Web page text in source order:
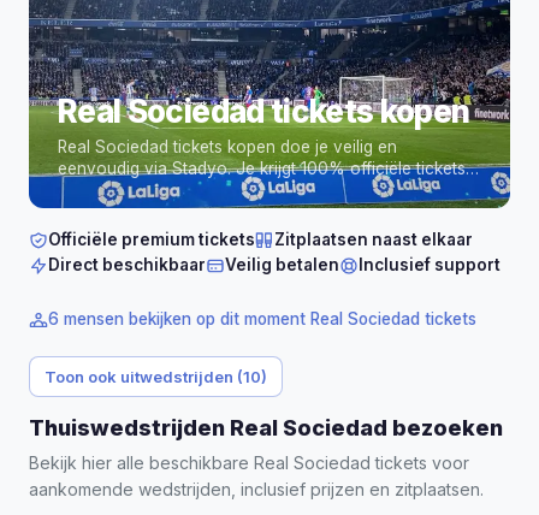
Real Sociedad tickets kopen
Real Sociedad tickets kopen doe je veilig en
eenvoudig via Stadyo.Je krijgt 100% officiële tickets
met gegarandeerde zitplaatsen naast elkaar in Estadio
Reale Arena (San Sebastián).Tickets vanaf € 49 per
persoon.
Officiële premium tickets
Zitplaatsen naast elkaar
Direct beschikbaar
Veilig betalen Inclusief support
6 mensen bekijken op dit moment Real Sociedad tickets
Toon ook uitwedstrijden (10)
Thuiswedstrijden Real Sociedad bezoeken
Bekijk hier alle beschikbare Real Sociedad tickets voor
aankomende wedstrijden, inclusief prijzen en zitplaatsen.